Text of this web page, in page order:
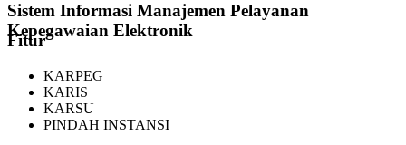
Sistem Informasi Manajemen Pelayanan
Kepegawaian Elektronik
Fitur
KARPEG
KARIS
KARSU
PINDAH INSTANSI